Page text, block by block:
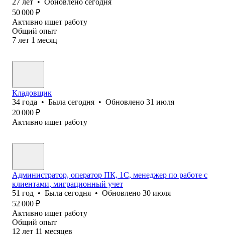
50 000 ₽
Активно ищет работу
Общий опыт
7 лет 1 месяц
Кладовщик
34 года • Была сегодня • Обновлено 31 июля
20 000 ₽
Активно ищет работу
Администратор, оператор ПК, 1С, менеджер по работе с
клиентами, миграционный учет
51 год • Была сегодня • Обновлено 30 июля
52 000 ₽
Активно ищет работу
Общий опыт
12 лет 11 месяцев